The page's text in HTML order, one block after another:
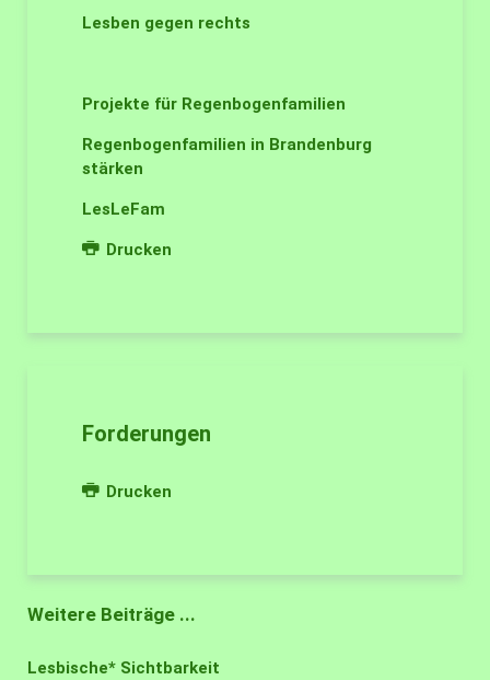
Lesben gegen rechts
Projekte für Regenbogenfamilien
Regenbogenfamilien in Brandenburg
stärken
LesLeFam
Drucken
Forderungen
Drucken
Weitere Beiträge ...
Lesbische* Sichtbarkeit